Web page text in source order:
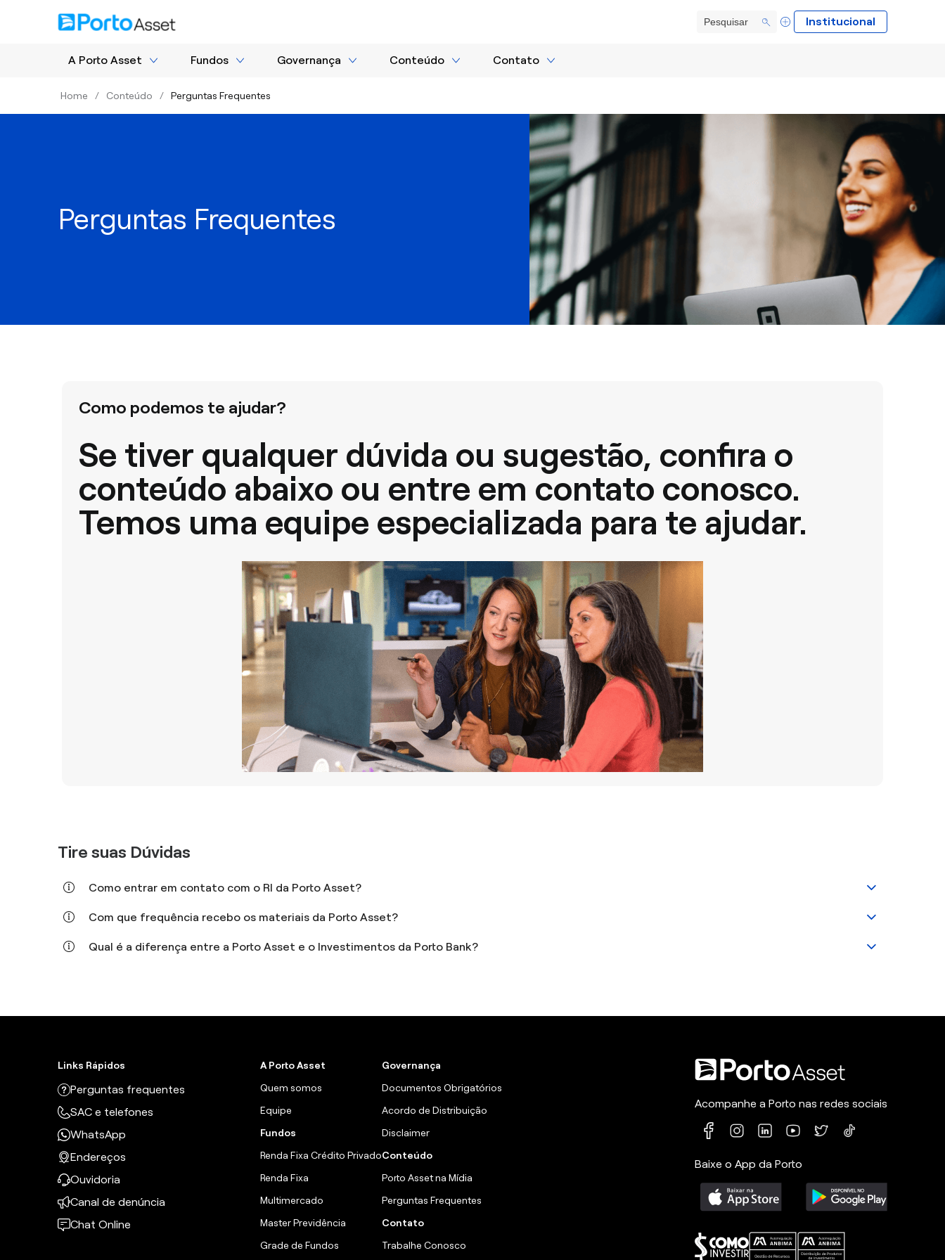
Institucional
A Porto Asset Fundos Governança Conteúdo Contato
Home / Conteúdo / Perguntas Frequentes
Perguntas Frequentes
Como podemos te ajudar?
Se tiver qualquer dúvida ou sugestão, confira o
conteúdo abaixo ou entre em contato conosco.
Temos uma equipe especializada para te ajudar.
Tire suas Dúvidas
Como entrar em contato com o RI da Porto Asset?
Com que frequência recebo os materiais da Porto Asset?
Qual é a diferença entre a Porto Asset e o Investimentos da Porto Bank?
Links Rápidos
Perguntas frequentes
SAC e telefones
WhatsApp
Endereços
Ouvidoria
Canal de denúncia
Chat Online
A Porto Asset
Quem somos
Equipe
Fundos
Renda Fixa Crédito Privado
Renda Fixa
Multimercado
Master Previdência
Grade de Fundos
Governança
Documentos Obrigatórios
Acordo de Distribuição
Disclaimer
Conteúdo
Porto Asset na Mídia
Perguntas Frequentes
Contato
Trabalhe Conosco
Acompanhe a Porto nas redes sociais
Baixe o App da Porto